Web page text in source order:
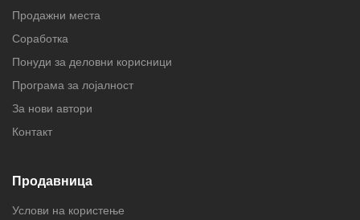
Продажни места
Соработка
Понуди за деловни корисници
Програма за лојалност
За нови автори
Контакт
Продавница
Услови на користење